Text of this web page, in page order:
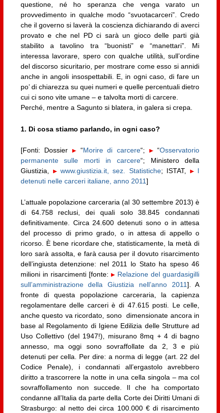
questione, né ho speranza che venga varato un
provvedimento in qualche modo “svuotacarceri”. Credo
che il governo si laverà la coscienza dichiarando di averci
provato e che nel PD ci sarà un gioco delle parti già
stabilito a tavolino tra “buonisti” e “manettari”. Mi
interessa lavorare, spero con qualche utilità, sull’ordine
del discorso sicuritario, per mostrare come esso si annidi
anche in angoli insospettabili. E, in ogni caso, di fare un
po’ di chiarezza su quei numeri e quelle percentuali dietro
cui ci sono vite umane – e talvolta morti di carcere.
Perché, mentre a Sagunto si blatera, in galera si crepa.
1. Di cosa stiamo parlando, in ogni caso?
[Fonti: Dossier “Morire di carcere“; “Osservatorio
permanente sulle morti in carcere“; Ministero della
Giustizia,
www.giustizia.it, sez. Statistiche; ISTAT,
I
detenuti nelle carceri italiane, anno 2011]
L’attuale popolazione carceraria (al 30 settembre 2013) è
di 64.758 reclusi, dei quali solo 38.845 condannati
definitivamente. Circa 24.600 detenuti sono o in attesa
del processo di primo grado, o in attesa di appello o
ricorso. È bene ricordare che, statisticamente, la metà di
loro sarà assolta, e farà causa per il dovuto risarcimento
dell’ingiusta detenzione: nel 2011 lo Stato ha speso 46
milioni in risarcimenti [fonte:
Relazione del guardasigilli
sull’amministrazione della Giustizia nell’anno 2011]. A
fronte di questa popolazione carceraria, la capienza
regolamentare delle carceri è di 47.615 posti. Le celle,
anche questo va ricordato, sono dimensionate ancora in
base al Regolamento di Igiene Edilizia delle Strutture ad
Uso Collettivo (del 1947!), misurano 8mq + 4 di bagno
annesso, ma oggi sono sovraffollate da 2, 3 e più
detenuti per cella. Per dire: a norma di legge (art. 22 del
Codice Penale), i condannati all’ergastolo avrebbero
diritto a trascorrere la notte in una cella singola – ma col
sovraffollamento non succede. Il che ha comportato
condanne all’Italia da parte della Corte dei Diritti Umani di
Strasburgo: al netto dei circa 100.000 € di risarcimento